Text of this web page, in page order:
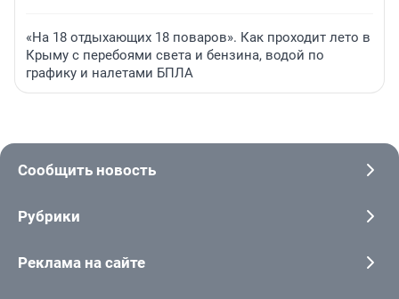
«На 18 отдыхающих 18 поваров». Как проходит лето в
Крыму с перебоями света и бензина, водой по
графику и налетами БПЛА
Сообщить новость
Рубрики
Реклама на сайте